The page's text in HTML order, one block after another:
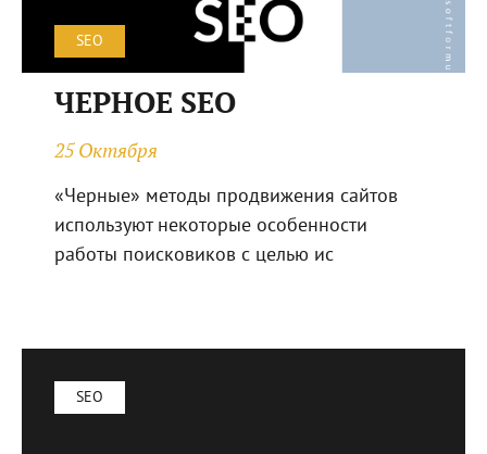
SEO
ЧЕРНОЕ SEO
25 Октября
«Черные» методы продвижения сайтов
используют некоторые особенности
работы поисковиков с целью ис
SEO